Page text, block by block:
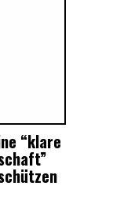
“klare